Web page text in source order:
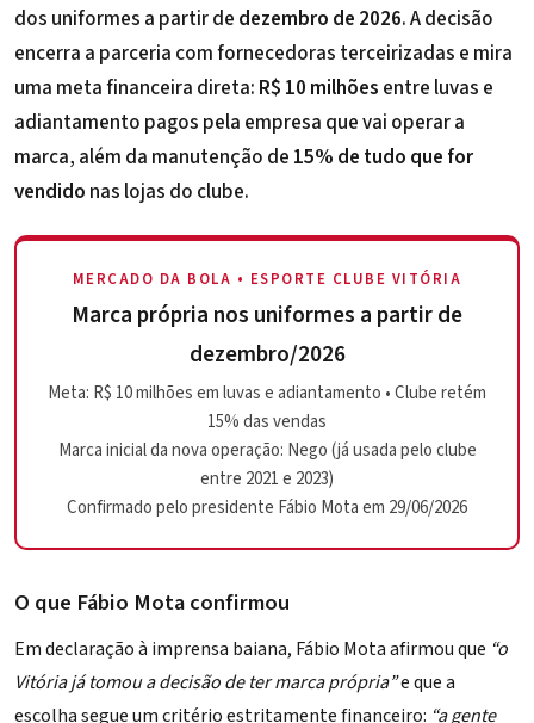
dos uniformes a partir de dezembro de 2026. A decisão
encerra a parceria com fornecedoras terceirizadas e mira
uma meta financeira direta: R$ 10 milhões entre luvas e
adiantamento pagos pela empresa que vai operar a
marca, além da manutenção de 15% de tudo que for
vendido nas lojas do clube.
MERCADO DA BOLA • ESPORTE CLUBE VITÓRIA
Marca própria nos uniformes a partir de
dezembro/2026
Meta: R$ 10 milhões em luvas e adiantamento • Clube retém
15% das vendas
Marca inicial da nova operação: Nego (já usada pelo clube
entre 2021 e 2023)
Confirmado pelo presidente Fábio Mota em 29/06/2026
O que Fábio Mota confirmou
Em declaração à imprensa baiana, Fábio Mota afirmou que “o
Vitória já tomou a decisão de ter marca própria”e que a
escolha segue um critério estritamente financeiro: “a gente